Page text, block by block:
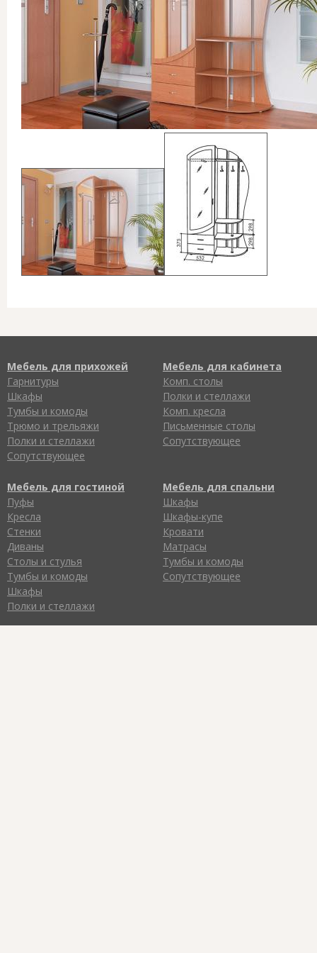
Мебель для прихожей
Гарнитуры
Шкафы
Тумбы и комоды
Трюмо и трельяжи
Полки и стеллажи
Сопутствующее
Мебель для кабинета
Комп. столы
Полки и стеллажи
Комп. кресла
Письменные столы
Сопутствующее
Мебель для гостиной
Пуфы
Кресла
Стенки
Диваны
Столы и стулья
Тумбы и комоды
Шкафы
Полки и стеллажи
Мебель для спальни
Шкафы
Шкафы-купе
Кровати
Матрасы
Тумбы и комоды
Сопутствующее